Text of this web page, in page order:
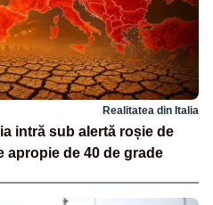
Realitatea din Italia
intră sub alertă roșie de
apropie de 40 de grade